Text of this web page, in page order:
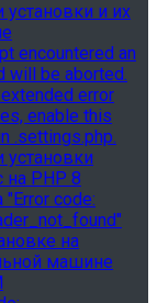
и их
encountered an
will be aborted.
error
enable this
.settings.php.
на PHP 8
сode:
на
машине